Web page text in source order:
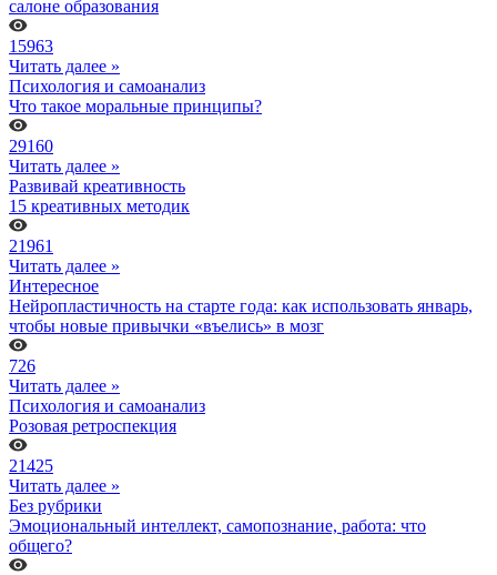
салоне образования
15963
Читать далее »
Психология и самоанализ
Что такое моральные принципы?
29160
Читать далее »
Развивай креативность
15 креативных методик
21961
Читать далее »
Интересное
Нейропластичность на старте года: как использовать январь,
чтобы новые привычки «въелись» в мозг
726
Читать далее »
Психология и самоанализ
Розовая ретроспекция
21425
Читать далее »
Без рубрики
Эмоциональный интеллект, самопознание, работа: что
общего?